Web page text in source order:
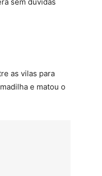
as vilas para
e matou o